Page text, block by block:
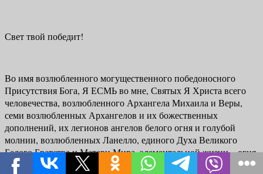
Свет твой победит!
Во имя возлюбленного могущественного победоносного
Присутствия Бога, Я ЕСМЬ во мне, Святых Я Христа всего
че­ловечества, возлюбленного Архангела Михаила и Веры,
семи возлюбленных Архангелов и их божественных
дополнений, их легионов ангелов белого огня и голубой
молнии, возлюбленных Ланелло, единого Духа Великого
Белого Братства и Матери Мира, элементальной жизни – огня,
воздуха, воды и земли – я велю окружить сегодня тройным